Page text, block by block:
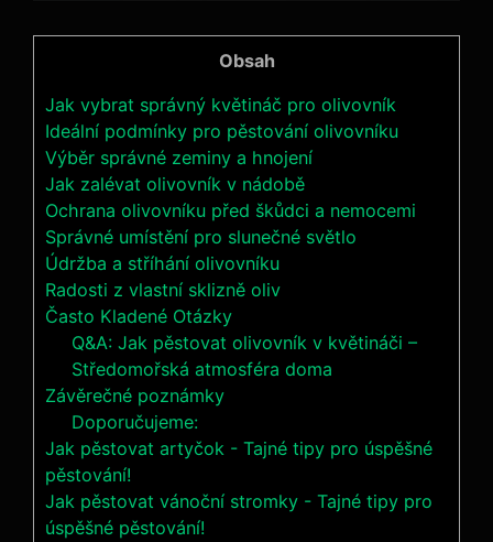
Obsah
Jak vybrat správný květináč pro olivovník
Ideální podmínky pro pěstování olivovníku
Výběr správné zeminy a hnojení
Jak zalévat olivovník v nádobě
Ochrana olivovníku před škůdci a nemocemi
Správné umístění pro slunečné světlo
Údržba a stříhání olivovníku
Radosti z vlastní sklizně oliv
Často Kladené Otázky
Q&A: Jak pěstovat olivovník v květináči –
Středomořská atmosféra doma
Závěrečné poznámky
Doporučujeme:
Jak pěstovat artyčok - Tajné tipy pro úspěšné
pěstování!
Jak pěstovat vánoční stromky - Tajné tipy pro
úspěšné pěstování!